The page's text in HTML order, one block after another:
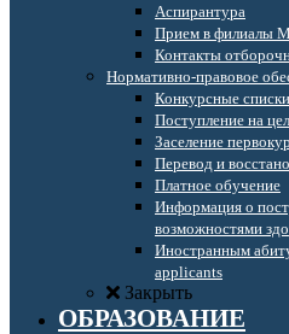
Аспирантура
Прием в филиалы
Контакты
Нормативно-правовое
Конкурсные списки
Поступление на
Заселение
Перевод и
Платное обучение
Информация о
возможностями
Иностранным
applicants
Закрыть
ОБРАЗОВАНИЕ